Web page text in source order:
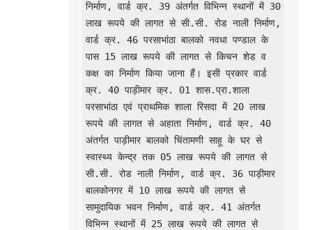
निर्माण, वार्ड क्र. 39 अंतर्गत विभिन्न स्थानों में 30
लाख रूपये की लागत से सी.सी. रोड नाली निर्माण,
वार्ड क्र. 46 परसाभांठा बालको नवधा पण्डाल के
पास 15 लाख रूपये की लागत से किचन शेड व
कक्ष का निर्माण किया जाना हैं। इसी प्रकार वार्ड
क्र. 40 पाड़ीमार क्र. 01 शास.प्रा.शाला
परसाभांठा एवं प्राथमिक शाला रिसदा में 20 लाख
रूपये की लागत से अहाता निर्माण, वार्ड क्र. 40
अंतर्गत पाड़ीमार बालको चिंतामणी साहू के घर से
स्वास्थ्य केन्द्र तक 05 लाख रूपये की लागत से
सी.सी. रोड नाली निर्माण, वार्ड क्र. 36 पाड़ीमार
बालकोनगर में 10 लाख रूपये की लागत से
सामुदायिक भवन निर्माण, वार्ड क्र. 41 अंतर्गत
विभिन्न स्थानों में 25 लाख रूपये की लागत से